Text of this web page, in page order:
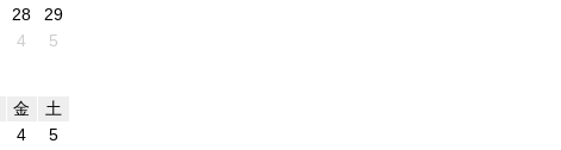
28
29
4
5
金
土
4
5